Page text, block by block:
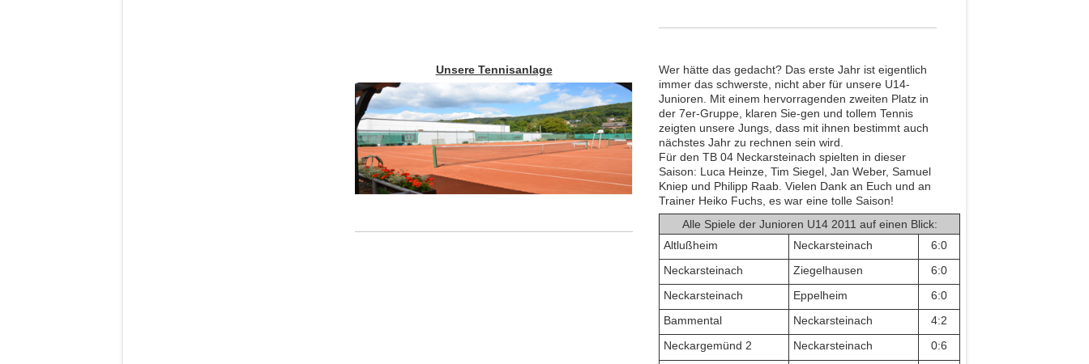
Unsere Tennisanlage
Wer hätte das gedacht? Das erste Jahr ist eigentlich
immer das schwerste, nicht aber für unsere U14-
Junioren. Mit einem hervorragenden zweiten Platz in
der 7er-Gruppe, klaren Sie-gen und tollem Tennis
zeigten unsere Jungs, dass mit ihnen bestimmt auch
nächstes Jahr zu rechnen sein wird.
Für den TB 04 Neckarsteinach spielten in dieser
Saison: Luca Heinze, Tim Siegel, Jan Weber, Samuel
Kniep und Philipp Raab. Vielen Dank an Euch und an
Trainer Heiko Fuchs, es war eine tolle Saison!
Alle Spiele der Junioren U14 2011 auf einen Blick:
Altlußheim
Neckarsteinach
6:0
Neckarsteinach
Ziegelhausen
6:0
Neckarsteinach
Eppelheim
6:0
Bammental
Neckarsteinach
4:2
Neckargemünd 2
Neckarsteinach
0:6